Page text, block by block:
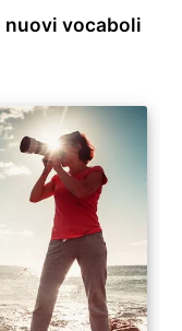
nuovi vocaboli